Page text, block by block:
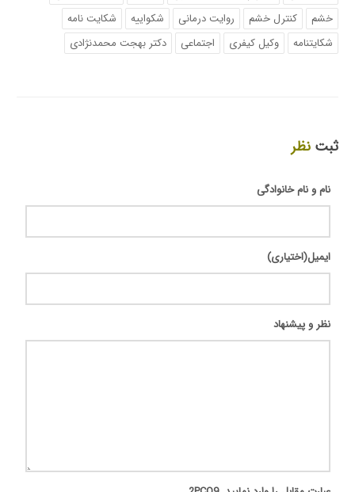
خشم
کنترل خشم روایت درمانی شکواییه
شکایت نامه
شکایتنامه
وکیل کیفری اجتماعی دکتر بهجت محمدنژادی
ثبت نظر
نام و نام خانوادگی
ایمیل(اختیاری)
نظر و پیشنهاد